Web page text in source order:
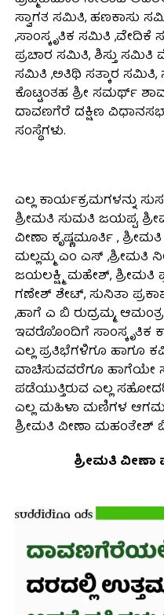
ಸ್ವಾಗತ ಸಮಿತಿ, ಹಣಕಾಸು
,ಸಾಂಸ್ಕೃತಿಕ ಸಮಿತಿ
ಪ್ರಚಾರ ಸಮಿತಿ, ಶಿಸ್ತು
ಸಮಿತಿ ,ಅತಿಥಿ ಸತ್ಕಾರ ಸಮಿತಿ,
ಕೊಟ್ಟಂತಹ ಶ್ರೀ ಸಮರ್ಥ್
ದಾವಣಗೆರೆ ದಕ್ಷಿಣ
ಸಂಸ್ಥೆಗಳು.
ಎಲ್ಲ ಕಾರ್ಯಕ್ರಮಗಳನ್ನು
ಶ್ರೀಮತಿ ಸುಮತಿ ಜಯಪ್ಪ,
ವೀಣಾ ಕೃಷ್ಣಮೂರ್ತಿ ,
ಮಲ್ಲಮ್ಮ ಎಂ ಎಸ್ ,ಶ್ರೀಮತಿ
ಜಯಲಕ್ಷ್ಮಿ ಮಹೇಶ್,
ಗಣೇಶ್ ಶೇಟ್, ಸುನಿತಾ
,ಹಾಗೆ ಎ ಬಿ ರುದ್ರಮ್ಮ,
ಇವರೊೊಂದಿಗೆ ಸಾಂಸ್ಕೃತಿಕ
ಎಲ್ಲ ಪ್ರತಿಭೆಗಳಿಗೂ ಹಾಗೂ
ವಾಚಿಸುವವರೆಗೂ ಹಾಗೆಯೇ
ಪಡೆಯುತ್ತಿರುವ ಎಲ್ಲ
ಎಲ್ಲ ಮಹಿಳಾ ಮಣಿಗಳ
ಶ್ರೀಮತಿ ವೀಣಾ
ಶ್ರೀಮತಿ